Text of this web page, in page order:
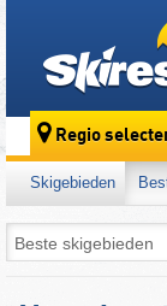
Regio
Skigebieden